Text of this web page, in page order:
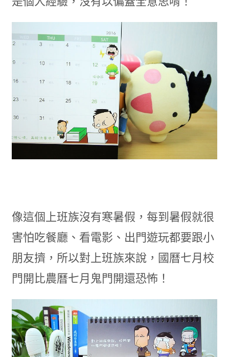
像這個上班族沒有寒暑假，每到暑假就很
害怕吃餐廳、看電影、出門遊玩都要跟小
朋友擠，所以對上班族來說，國曆七月校
門開比農曆七月鬼門開還恐怖！